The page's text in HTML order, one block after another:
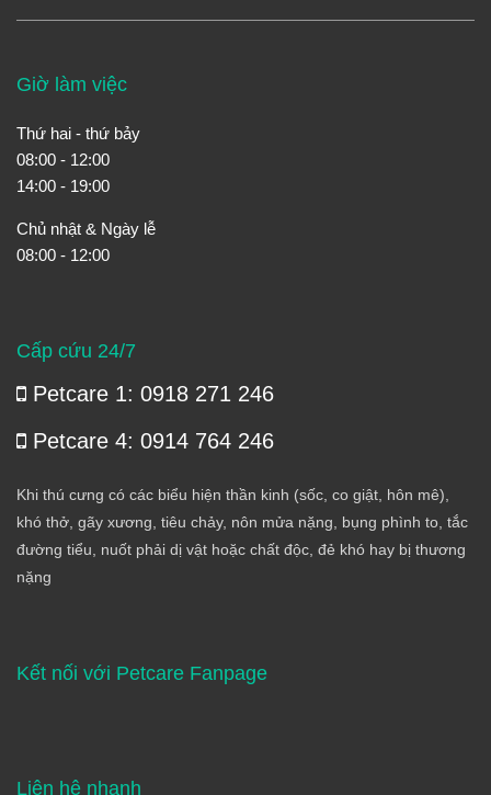
Giờ làm việc
Thứ hai - thứ bảy
08:00 - 12:00
14:00 - 19:00
Chủ nhật & Ngày lễ
08:00 - 12:00
Cấp cứu 24/7
Petcare 1: 0918 271 246
Petcare 4: 0914 764 246
Khi thú cưng có các biểu hiện thần kinh (sốc, co giật, hôn mê),
khó thở, gãy xương, tiêu chảy, nôn mửa nặng, bụng phình to, tắc
đường tiểu, nuốt phải dị vật hoặc chất độc, đẻ khó hay bị thương
nặng
Kết nối với Petcare Fanpage
Liên hệ nhanh